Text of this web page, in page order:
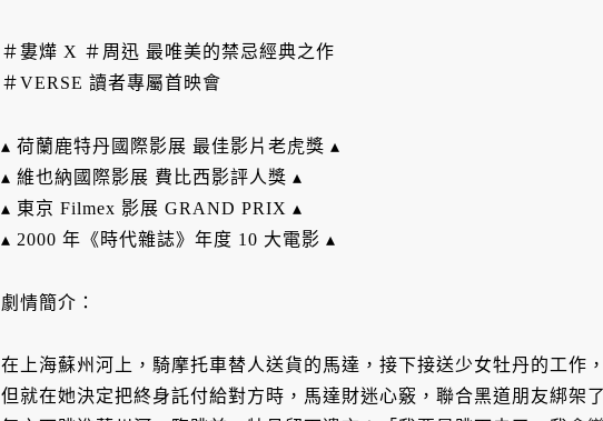
＃婁燁 X ＃周迅 最唯美的禁忌經典之作
＃VERSE 讀者專屬首映會
▴ 荷蘭鹿特丹國際影展 最佳影片老虎獎 ▴
▴ 維也納國際影展 費比西影評人獎 ▴
▴ 東京 Filmex 影展 GRAND PRIX ▴
▴ 2000 年《時代雜誌》年度 10 大電影 ▴
劇情簡介：
在上海蘇州河上，騎摩托車替人送貨的馬達，接下接送少女牡丹的工作
但就在她決定把終身託付給對方時，馬達財迷心竅，聯合黑道朋友綁架